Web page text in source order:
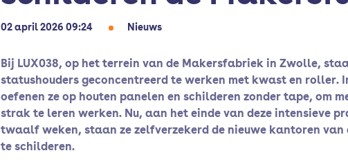
02 april 2026 09:24 Nieuws
Bij LUX038, op het terrein van de Makersfabriek in Zwolle,
statushouders geconcentreerd te werken met kwast en roller.
oefenen ze op houten panelen en schilderen zonder tape, om
strak te leren werken. Nu, aan het einde van deze intensieve
twaalf weken, staan ze zelfverzekerd de nieuwe kantoren
te schilderen.